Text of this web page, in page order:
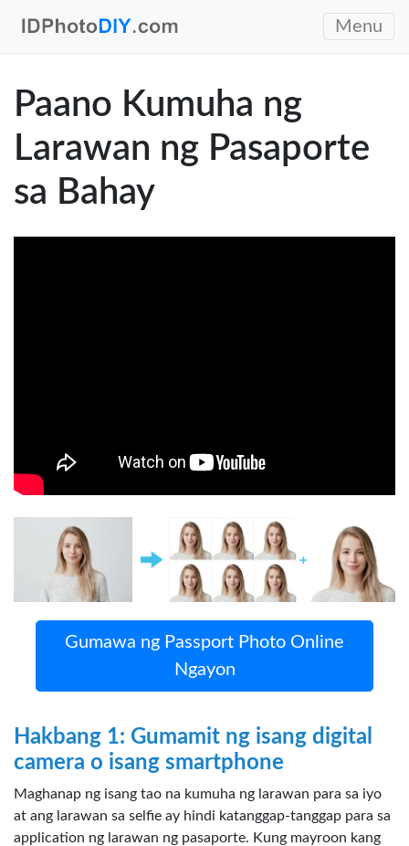
Menu
Paano Kumuha ng
Larawan ng Pasaporte
sa Bahay
Nagbibigay ang generator ng higit sa 70 mga template ng
pasaporte / visa.
Gumawa ng Passport Photo Online
Ngayon
Hakbang 1: Gumamit ng isang digital
camera o isang smartphone
Maghanap ng isang tao na kumuha ng larawan para sa iyo
at ang larawan sa selfie ay hindi katanggap-tanggap para sa
application ng larawan ng pasaporte. Kung mayroon kang